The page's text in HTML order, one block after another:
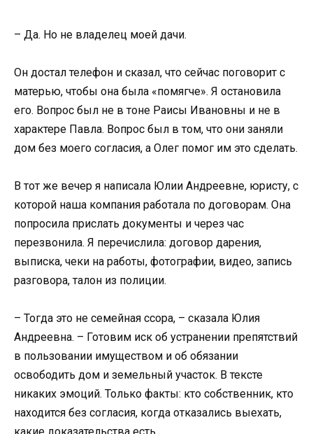
– Да. Но не владелец моей дачи.
Он достал телефон и сказал, что сейчас поговорит с
матерью, чтобы она была «помягче». Я остановила
его. Вопрос был не в тоне Раисы Ивановны и не в
характере Павла. Вопрос был в том, что они заняли
дом без моего согласия, а Олег помог им это сделать.
В тот же вечер я написала Юлии Андреевне, юристу, с
которой наша компания работала по договорам. Она
попросила прислать документы и через час
перезвонила. Я перечислила: договор дарения,
выписка, чеки на работы, фотографии, видео, запись
разговора, талон из полиции.
– Тогда это не семейная ссора, – сказала Юлия
Андреевна. – Готовим иск об устранении препятствий
в пользовании имуществом и об обязании
освободить дом и земельный участок. В тексте
никаких эмоций. Только факты: кто собственник, кто
находится без согласия, когда отказались выехать,